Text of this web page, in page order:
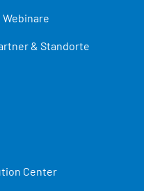
& Standorte
Center